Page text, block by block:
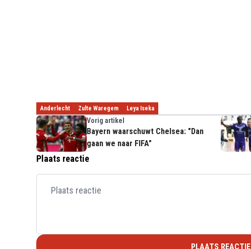
Anderlecht Zulte Waregem Leya Iseka
Vorig artikel
Bayern waarschuwt Chelsea: "Dan
gaan we naar FIFA"
Plaats reactie
PLAATS REACTIE